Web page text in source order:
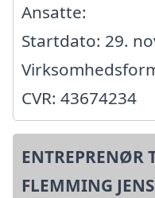
Ansatte:
Startdato: 29.
CVR: 43674234
ENTREPRENØR
FLEMMING